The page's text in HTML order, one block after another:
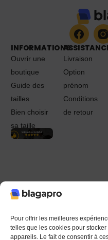
Pour offrir les meilleures
telles que les cookies pour
appareils. Le fait de consentir à
INFORMATIONS
Ouvrir une
boutique
Guide des
tailles
Bien choisir
sa taille
Livraison
Option
prénom
Conditions
de retour
© 2022 - 2024